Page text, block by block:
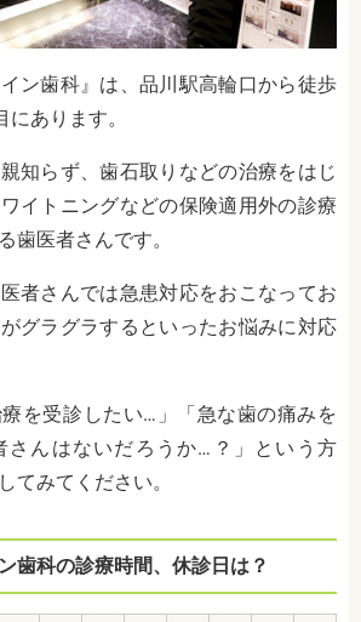
イン歯科』は、品川駅高輪口から徒歩
あります。
知らず、歯石取りなどの治療をはじ
イトニングなどの保険適用外の診療
歯医者さんです。
者さんでは急患対応をおこなってお
グラグラするといったお悩みに対応
療を受診したい…」「急な歯の痛みを
さんはないだろうか…？」という方
てみてください。
歯科の診療時間、休診日は？